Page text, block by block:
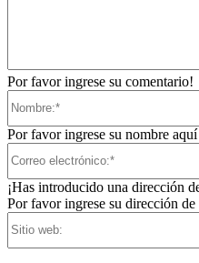
Por favor ingrese su comentario!
Por favor ingrese su nombre aquí
¡Has introducido una dirección
Por favor ingrese su dirección